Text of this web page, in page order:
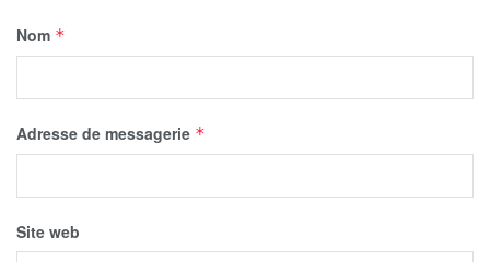
Nom *
Adresse de messagerie *
Site web